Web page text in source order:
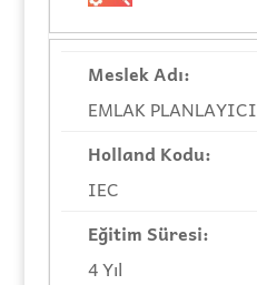
EMLAK PLANLAYICI
IEC
4 Yıl